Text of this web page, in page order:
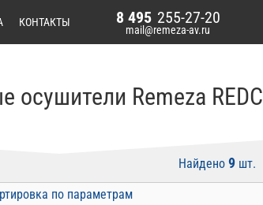
КОНТАКТЫ 8 495 255-27-20
mail@remeza-av.ru
осушители Remeza REDC
Найдено 9 шт.
по параметрам